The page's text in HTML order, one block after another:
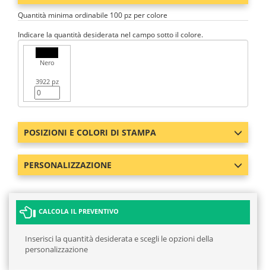
Quantità minima ordinabile 100 pz per colore
Indicare la quantità desiderata nel campo sotto il colore.
Nero
3922 pz
POSIZIONI E COLORI DI STAMPA
PERSONALIZZAZIONE
CALCOLA IL PREVENTIVO
Inserisci la quantità desiderata e scegli le opzioni della
personalizzazione